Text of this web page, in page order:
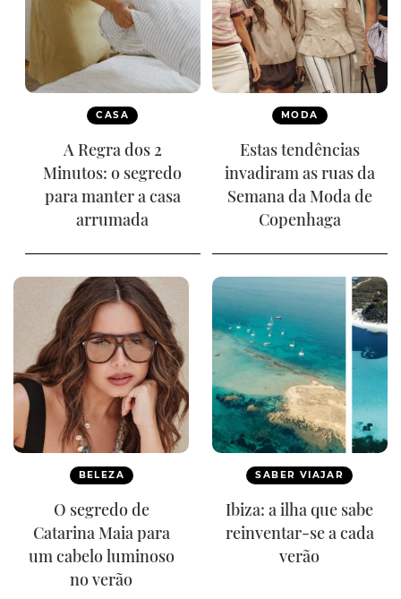
CASA
A Regra dos 2
Minutos: o segredo
para manter a casa
arrumada
MODA
Estas tendências
invadiram as ruas da
Semana da Moda de
Copenhaga
BELEZA
O segredo de
Catarina Maia para
um cabelo luminoso
no verão
SABER VIAJAR
Ibiza: a ilha que sabe
reinventar-se a cada
verão